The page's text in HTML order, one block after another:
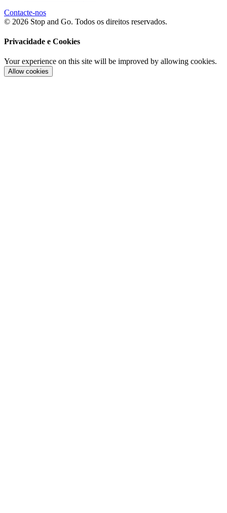
Contacte-nos
© 2026 Stop and Go. Todos os direitos reservados.
Privacidade e Cookies
Your experience on this site will be improved by allowing cookies.
Allow cookies